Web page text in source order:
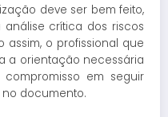
deve ser bem feito,
crítica dos riscos
assim, o profissional que
a orientação necessária
em seguir
documento.